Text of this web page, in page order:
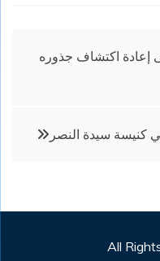
إعادة اكتشاف جذوره
كنيسة سيدة النصر
All